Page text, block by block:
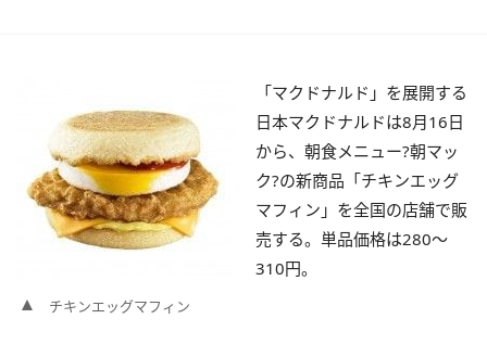
チキンエッグマフィン
「マクドナルド」を展開する
日本マクドナルドは8月16日
から、朝食メニュー?朝マッ
ク?の新商品「チキンエッグ
マフィン」を全国の店舗で販
売する。単品価格は280～
310円。